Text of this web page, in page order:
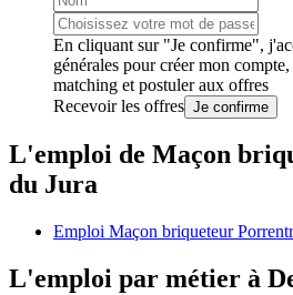
En cliquant sur "Je confirme",
générales pour créer mon
matching et postuler aux offres
Recevoir les offres Je confirme
L'emploi de Maçon
du Jura
Emploi Maçon briqueteur
L'emploi par métier à